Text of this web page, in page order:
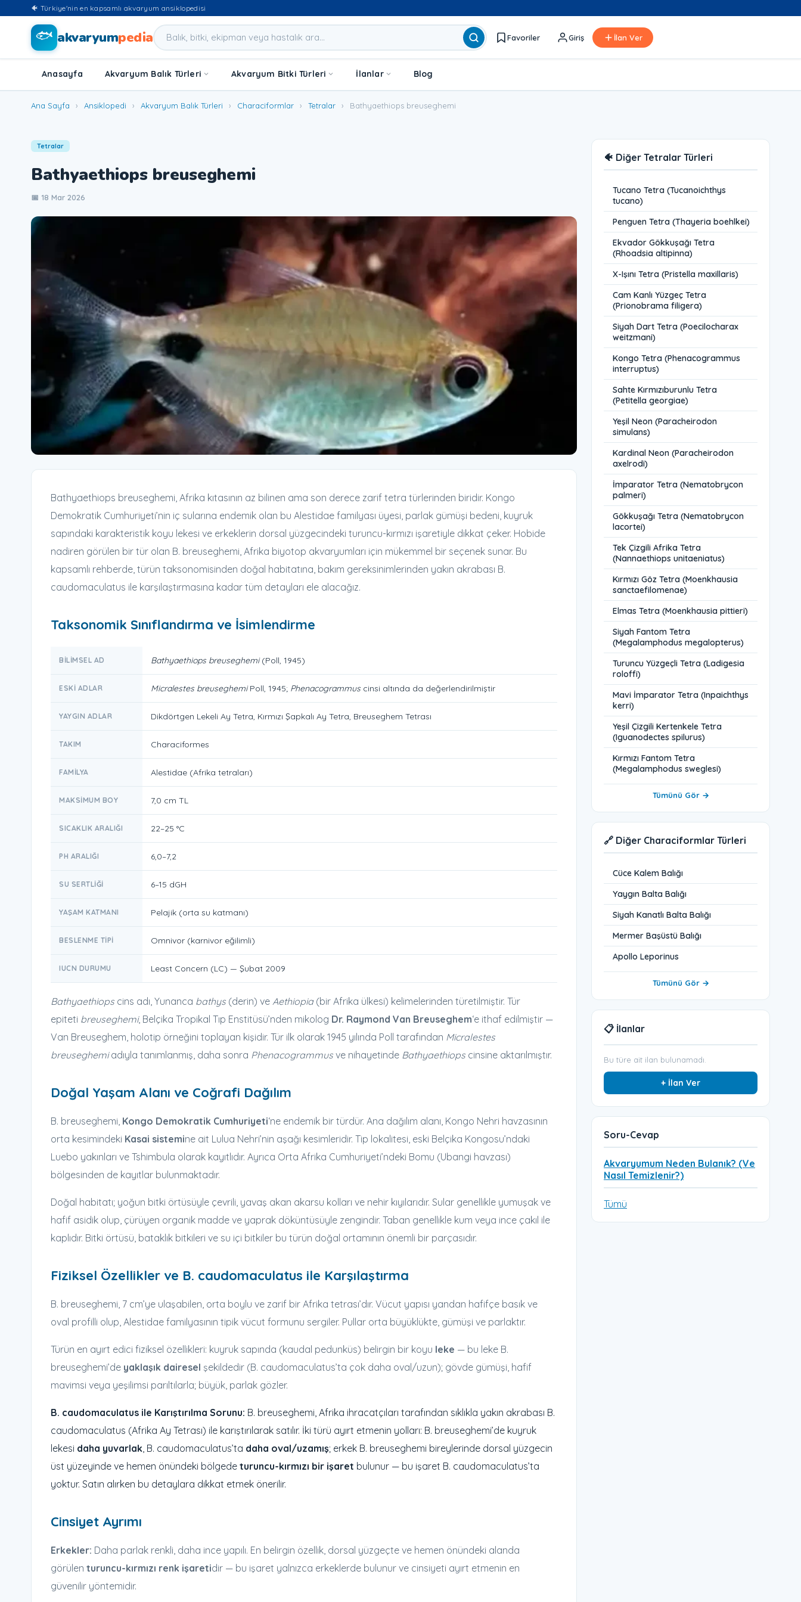
🐠 Türkiye'nin en kapsamlı akvaryum ansiklopedisi
🐟 akvaryumpedia Favoriler Giriş İlan Ver
Anasayfa Akvaryum Balık Türleri Akvaryum Bitki Türleri İlanlar Blog
Ana Sayfa › Ansiklopedi › Akvaryum Balık Türleri › Characiformlar › Tetralar › Bathyaethiops breuseghemi
Tetralar
Bathyaethiops breuseghemi
📅 18 Mar 2026
Bathyaethiops breuseghemi, Afrika kıtasının az bilinen ama son derece zarif tetra türlerinden biridir. Kongo
Demokratik Cumhuriyeti’nin iç sularına endemik olan bu Alestidae familyası üyesi, parlak gümüşi bedeni, kuyruk
sapındaki karakteristik koyu lekesi ve erkeklerin dorsal yüzgecindeki turuncu-kırmızı işaretiyle dikkat çeker. Hobide
nadiren görülen bir tür olan B. breuseghemi, Afrika biyotop akvaryumları için mükemmel bir seçenek sunar. Bu
kapsamlı rehberde, türün taksonomisinden doğal habitatına, bakım gereksinimlerinden yakın akrabası B.
caudomaculatus ile karşılaştırmasına kadar tüm detayları ele alacağız.
Taksonomik Sınıflandırma ve İsimlendirme
BILIMSEL AD Bathyaethiops breuseghemi(Poll, 1945)
ESKI ADLAR Micralestes breuseghemiPoll, 1945; Phenacogrammuscinsi altında da değerlendirilmiştir
YAYGIN ADLAR Dikdörtgen Lekeli Ay Tetra, Kırmızı Şapkalı Ay Tetra, Breuseghem Tetrası
TAKIM Characiformes
FAMILYA Alestidae (Afrika tetraları)
MAKSIMUM BOY 7,0 cm TL
SICAKLIK ARALIĞI 22–25 °C
PH ARALIĞI 6,0–7,2
SU SERTLIĞI 6–15 dGH
YAŞAM KATMANI Pelajik (orta su katmanı)
BESLENME TIPI Omnivor (karnivor eğilimli)
IUCN DURUMU Least Concern (LC) — Şubat 2009
Bathyaethiops cins adı, Yunanca bathys (derin) ve Aethiopia(bir Afrika ülkesi) kelimelerinden türetilmiştir. Tür
epiteti breuseghemi, Belçika Tropikal Tıp Enstitüsü’nden mikolog Dr. Raymond Van Breuseghem‘e ithaf edilmiştir —
Van Breuseghem, holotip örneğini toplayan kişidir. Tür ilk olarak 1945 yılında Poll tarafından Micralestes
breuseghemiadıyla tanımlanmış, daha sonra Phenacogrammus ve nihayetinde Bathyaethiops cinsine aktarılmıştır.
Doğal Yaşam Alanı ve Coğrafi Dağılım
B. breuseghemi, Kongo Demokratik Cumhuriyeti‘ne endemik bir türdür. Ana dağılım alanı, Kongo Nehri havzasının
orta kesimindeki Kasai sistemine ait Lulua Nehri’nin aşağı kesimleridir. Tip lokalitesi, eski Belçika Kongosu’ndaki
Luebo yakınları ve Tshimbula olarak kayıtlıdır. Ayrıca Orta Afrika Cumhuriyeti’ndeki Bomu (Ubangi havzası)
bölgesinden de kayıtlar bulunmaktadır.
Doğal habitatı; yoğun bitki örtüsüyle çevrili, yavaş akan akarsu kolları ve nehir kıyılarıdır. Sular genellikle yumuşak ve
hafif asidik olup, çürüyen organik madde ve yaprak döküntüsüyle zengindir. Taban genellikle kum veya ince çakıl ile
kaplıdır. Bitki örtüsü, bataklık bitkileri ve su içi bitkiler bu türün doğal ortamının önemli bir parçasıdır.
Fiziksel Özellikler ve B. caudomaculatus ile Karşılaştırma
B. breuseghemi, 7 cm’ye ulaşabilen, orta boylu ve zarif bir Afrika tetrası’dır. Vücut yapısı yandan hafifçe basık ve
oval profilli olup, Alestidae familyasının tipik vücut formunu sergiler. Pullar orta büyüklükte, gümüşi ve parlaktır.
Türün en ayırt edici fiziksel özellikleri: kuyruk sapında (kaudal pedunküs) belirgin bir koyu leke — bu leke B.
breuseghemi’de yaklaşık dairesel şekildedir (B. caudomaculatus’ta çok daha oval/uzun); gövde gümüşi, hafif
mavimsi veya yeşilimsi parıltılarla; büyük, parlak gözler.
B. caudomaculatus ile Karıştırılma Sorunu: B. breuseghemi, Afrika ihracatçıları tarafından sıklıkla yakın akrabası B.
caudomaculatus (Afrika Ay Tetrası) ile karıştırılarak satılır. İki türü ayırt etmenin yolları: B. breuseghemi’de kuyruk
lekesi daha yuvarlak, B. caudomaculatus’ta daha oval/uzamış; erkek B. breuseghemi bireylerinde dorsal yüzgecin
üst yüzeyinde ve hemen önündeki bölgede turuncu-kırmızı bir işaret bulunur — bu işaret B. caudomaculatus’ta
yoktur. Satın alırken bu detaylara dikkat etmek önerilir.
Cinsiyet Ayrımı
Erkekler: Daha parlak renkli, daha ince yapılı. En belirgin özellik, dorsal yüzgeçte ve hemen önündeki alanda
görülen turuncu-kırmızı renk işaretidir — bu işaret yalnızca erkeklerde bulunur ve cinsiyeti ayırt etmenin en
güvenilir yöntemidir.
🐠 Diğer Tetralar Türleri
Tucano Tetra (Tucanoichthys
tucano)
Penguen Tetra (Thayeria boehlkei)
Ekvador Gökkuşağı Tetra
(Rhoadsia altipinna)
X-Işını Tetra (Pristella maxillaris)
Cam Kanlı Yüzgeç Tetra
(Prionobrama filigera)
Siyah Dart Tetra (Poecilocharax
weitzmani)
Kongo Tetra (Phenacogrammus
interruptus)
Sahte Kırmızıburunlu Tetra
(Petitella georgiae)
Yeşil Neon (Paracheirodon
simulans)
Kardinal Neon (Paracheirodon
axelrodi)
İmparator Tetra (Nematobrycon
palmeri)
Gökkuşağı Tetra (Nematobrycon
lacortei)
Tek Çizgili Afrika Tetra
(Nannaethiops unitaeniatus)
Kırmızı Göz Tetra (Moenkhausia
sanctaefilomenae)
Elmas Tetra (Moenkhausia pittieri)
Siyah Fantom Tetra
(Megalamphodus megalopterus)
Turuncu Yüzgeçli Tetra (Ladigesia
roloffi)
Mavi İmparator Tetra (Inpaichthys
kerri)
Yeşil Çizgili Kertenkele Tetra
(Iguanodectes spilurus)
Kırmızı Fantom Tetra
(Megalamphodus sweglesi)
Tümünü Gör →
🔗 Diğer Characiformlar Türleri
Cüce Kalem Balığı
Yaygın Balta Balığı
Siyah Kanatlı Balta Balığı
Mermer Başüstü Balığı
Apollo Leporinus
Tümünü Gör →
📋 İlanlar
Bu türe ait ilan bulunamadı.
+ İlan Ver
Soru-Cevap
Akvaryumum Neden Bulanık? (Ve
Nasıl Temizlenir?)
Tümü